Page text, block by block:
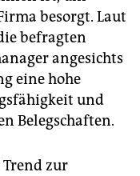
besorgt. Laut
befragten
angesichts
eine hohe
und
Belegschaften.
zur